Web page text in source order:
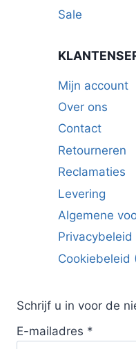
Sale
Mijn account
Over ons
Contact
Retourneren
Reclamaties
Levering
Algemene
Privacybeleid
Cookiebeleid
Schrijf u in voor de
E-mailadres *